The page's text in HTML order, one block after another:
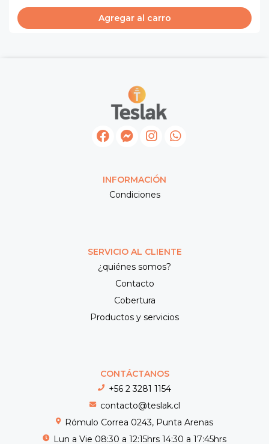
Agregar al carro
INFORMACIÓN
Condiciones
SERVICIO AL CLIENTE
¿quiénes somos?
Contacto
Cobertura
Productos y servicios
CONTÁCTANOS
+56 2 3281 1154
contacto@teslak.cl
Rómulo Correa 0243, Punta Arenas
Lun a Vie 08:30 a 12:15hrs 14:30 a 17:45hrs